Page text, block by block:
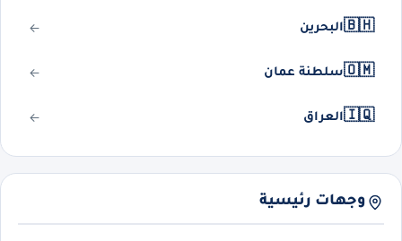
🇧🇭البحرين
🇴🇲سلطنة عمان
🇮🇶العراق
وجهات رئيسية